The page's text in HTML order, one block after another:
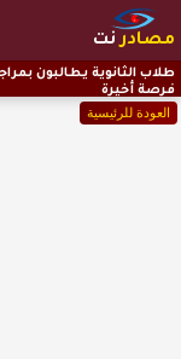
مصادرنت
العودة للرئيسية
طلاب الثانوية يطالبون
فرصة أخيرة